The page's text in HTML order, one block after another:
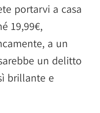
portarvi a casa
19,99€,
a un
un delitto
brillante e